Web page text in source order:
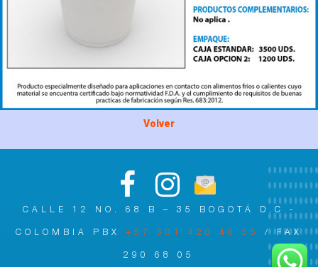
Volver
CALLE 12 NO. 68 B – 35 BOGOTÁ D.C -
COLOMBIA PBX +57 601 420 46 55 / FAX
290 68 05